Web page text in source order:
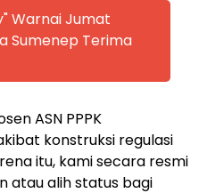
Warnai Jumat
Sumenep Terima
ASN PPPK
konstruksi regulasi
itu, kami secara resmi
atau alih status bagi